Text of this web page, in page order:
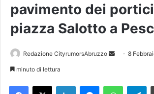
pavimento dei
piazza Salotto a
Redazione CityrumorsAbruzzo 8
minuto di lettura
Telegram